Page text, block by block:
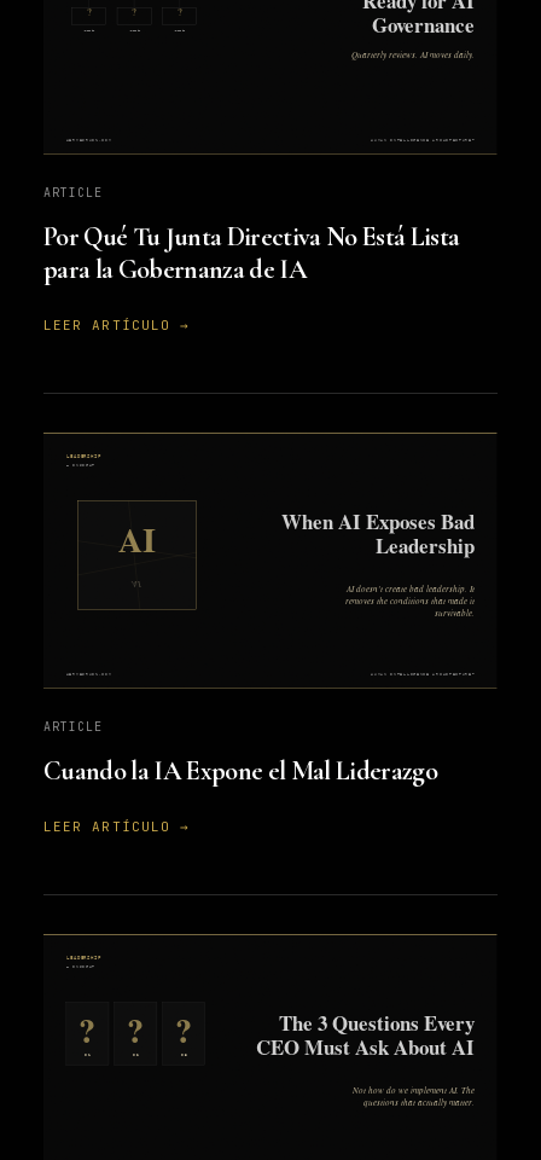
ARTICLE
Por Qué Tu Junta Directiva No Está Lista
para la Gobernanza de IA
LEER ARTÍCULO →
ARTICLE
Cuando la IA Expone el Mal Liderazgo
LEER ARTÍCULO →